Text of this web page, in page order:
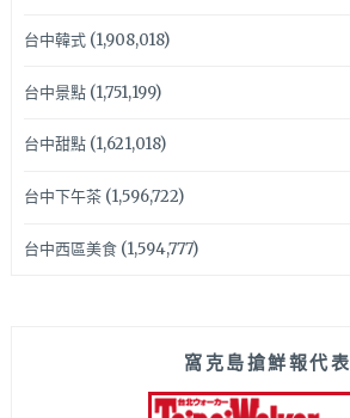
台中韓式(1,908,018)
台中景點(1,751,199)
台中甜點(1,621,018)
台中下午茶(1,596,722)
台中西區美食(1,594,777)
窩克島搶鮮報代表